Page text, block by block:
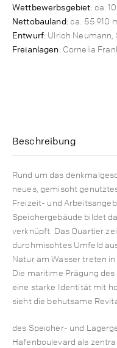
Wettbewerbsgebiet: ca.
Nettobauland:ca. 55.910
Entwurf: Ulrich
Freianlagen:Cornelia
Beschreibung
Rund um das
neues, gemischt
Freizeit- und
Speichergebäude bildet
verknüpft. Das Quartier
durchmischtes Umfeld
Natur am Wasser treten
Die maritime Prägung
eine starke Identität mit
sieht die behutsame
des Speicher- und
Hafenboulevard als